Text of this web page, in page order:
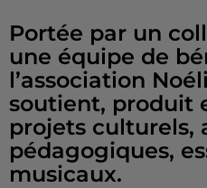
Portée par un
une équipe de
l’association
soutient, produit
projets culturels,
pédagogiques,
musicaux.